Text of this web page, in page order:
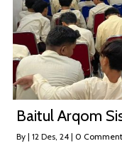
Baitul Arqom
By | 12 Des, 24 | 0